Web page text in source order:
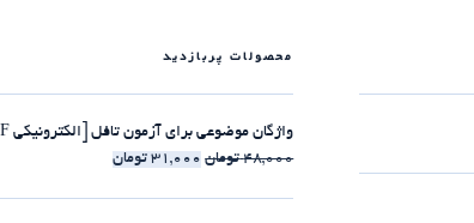
محصولات پربازدید
واژگان موضوعی برای آزمون تافل [الکترونیکی PDF]
48,000 تومان 31,000 تومان